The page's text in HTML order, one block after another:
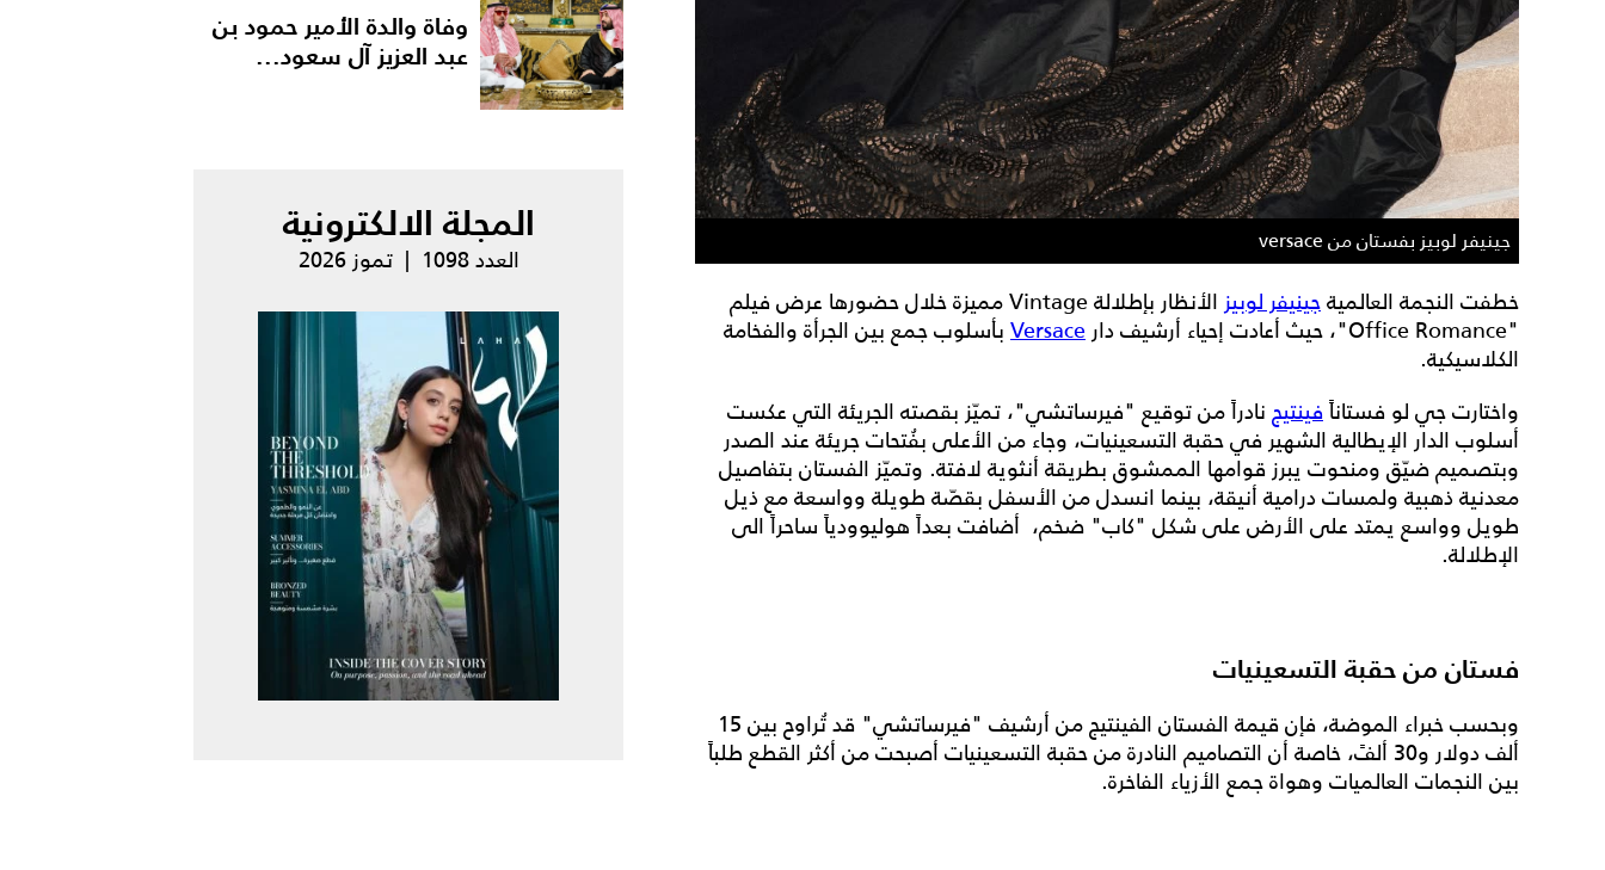
جينيفر لوبيز بفستان من versace
خطفت النجمة العالميةجينيفر لوبيز
الأنظار بإطلالة Vintage مميزة خلال حضورها عرض فيلم
"Office Romance"، حيث أعادت إحياء أرشيف دار
Versace بأسلوب جمع بين الجرأة والفخامة
الكلاسيكية.
واختارت جي لو فستاناًفينتيج نادراً من توقيع "فيرساتشي"، تميّز بقصته الجريئة التي عكست
أسلوب الدار الإيطالية الشهير في حقبة التسعينيات، وجاء من الأعلى بفُتحات جريئة عند الصدر
وبتصميم ضيّق ومنحوت يبرز قوامها الممشوق بطريقة أنثوية لافتة. وتميّز الفستان بتفاصيل
معدنية ذهبية ولمسات درامية أنيقة، بينما انسدل من الأسفل بقصّة طويلة وواسعة مع ذيل
طويل وواسع يمتد على الأرض على شكل "كاب" ضخم، أضافت بعداً هوليوودياً ساحراً الى
الإطلالة.
فستان من حقبة التسعينيات
وبحسب خبراء الموضة، فإن قيمة الفستان الفينتيج من أرشيف "فيرساتشي" قد تُراوح بين 15
ألف دولار و30 ألفً، خاصة أن التصاميم النادرة من حقبة التسعينيات أصبحت من أكثر القطع طلباً
بين النجمات العالميات وهواة جمع الأزياء الفاخرة.
وفاة والدة الأمير حمود بن
عبد العزيز آل سعود...
المجلة الالكترونية
العدد 1098 | تموز 2026